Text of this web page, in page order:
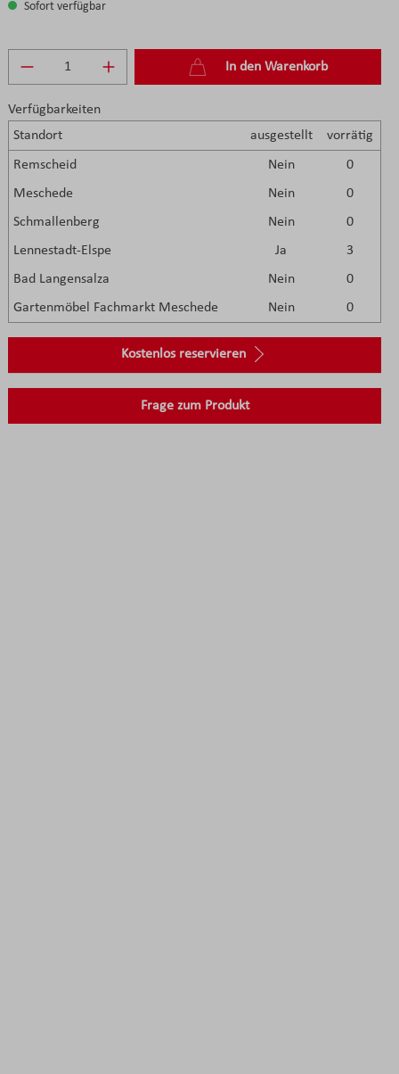
Sofort verfügbar
Produkt Anzahl: Gib den gewünschten
In den Warenkorb
Verfügbarkeiten
Standort
ausgestellt vorrätig
Remscheid Nein
0
Meschede
Nein
0
Schmallenberg
Nein
0
Lennestadt-Elspe
Ja
3
Bad Langensalza
Nein
0
Gartenmöbel Fachmarkt Meschede
Nein 0
Kostenlos reservieren
Frage zum Produkt